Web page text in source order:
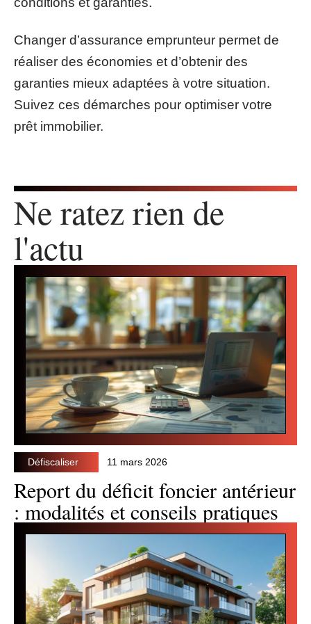
Changer d’assurance emprunteur permet de
réaliser des économies et d’obtenir des
garanties mieux adaptées à votre situation.
Suivez ces démarches pour optimiser votre
prêt immobilier.
Ne ratez rien de
l'actu
Défiscaliser 11 mars 2026
Report du déficit foncier antérieur
: modalités et conseils pratiques